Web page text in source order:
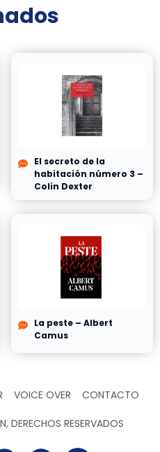
El secreto de la
habitación número 3 –
Colin Dexter
La peste – Albert
Camus
VOICE OVER CONTACTO
DERECHOS RESERVADOS